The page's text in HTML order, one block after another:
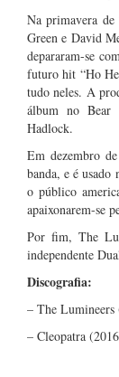
Na primavera
Green e David
depararam-se
futuro hit “Ho
tudo neles. A
álbum no Bear
Hadlock.
Em dezembro
banda, e é
o público
apaixonarem-se
Por fim, The
independente
Discografia:
– The Lumineers
– Cleopatra